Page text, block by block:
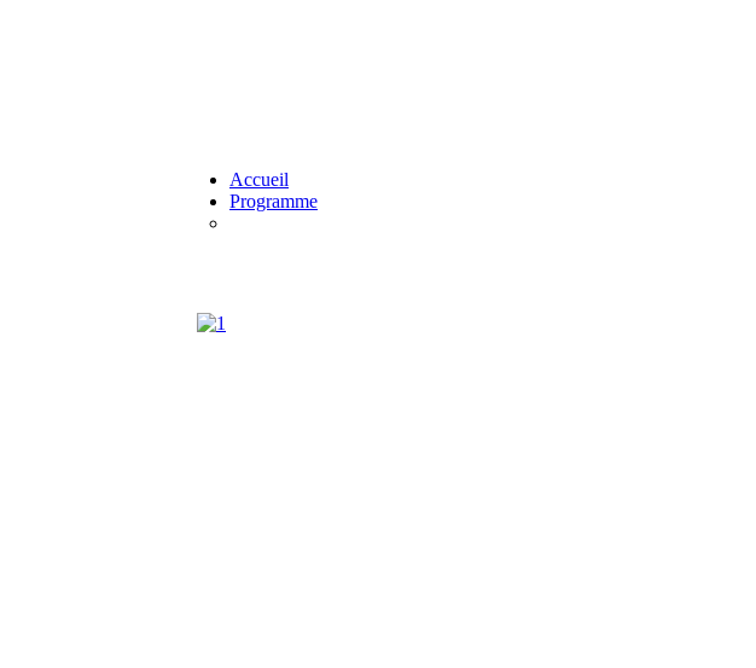
Accueil
Programme